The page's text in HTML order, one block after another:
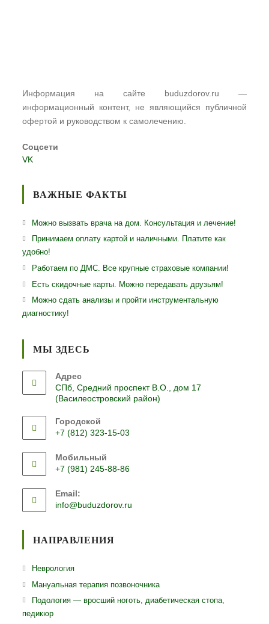
Информация на сайте buduzdorov.ru —
информационный контент, не являющийся публичной
офертой и руководством к самолечению.
Соцсети
VK
ВАЖНЫЕ ФАКТЫ
Можно вызвать врача на дом. Консультация и лечение!
Принимаем оплату картой и наличными. Платите как
удобно!
Работаем по ДМС. Все крупные страховые компании!
Есть скидочные карты. Можно передавать друзьям!
Можно сдать анализы и пройти инструментальную
диагностику!
МЫ ЗДЕСЬ
Адрес
СПб, Средний проспект В.О., дом 17
(Василеостровский район)
Городской
+7 (812) 323-15-03
в
вашем
Мобильный
+7 (981) 245-88-86
в
вашем
Email:
info@buduzdorov.ru
НАПРАВЛЕНИЯ
НеврологияОткроется
в
Мануальная терапия позвоночникаОткроется
в
Подология — вросший ноготь, диабетическая стопа,
педикюр